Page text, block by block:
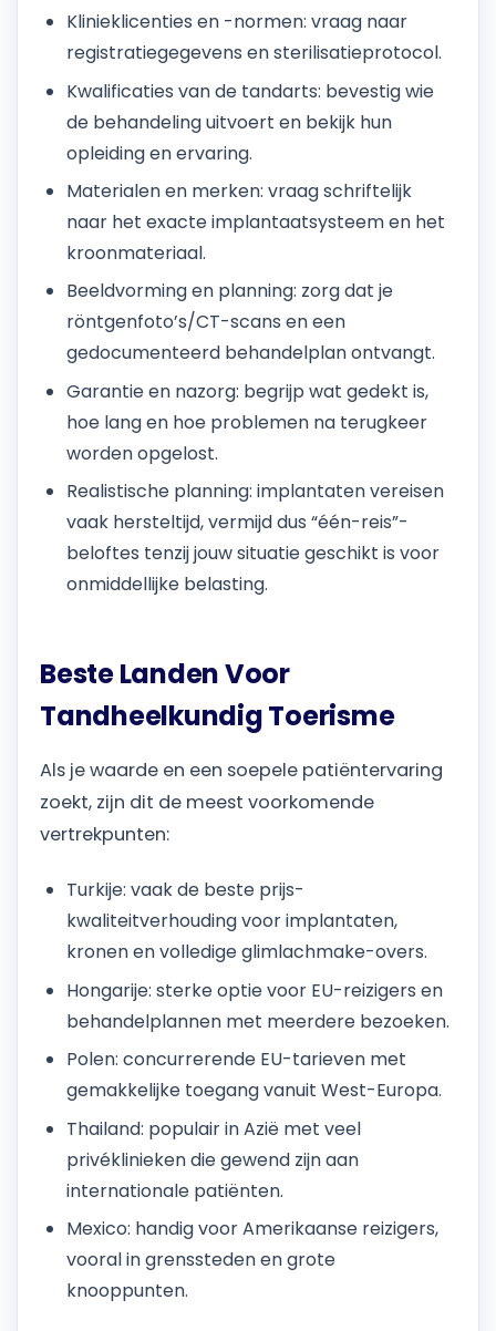
Klinieklicenties en -normen: vraag naar
registratiegegevens en sterilisatieprotocol.
Kwalificaties van de tandarts: bevestig wie
de behandeling uitvoert en bekijk hun
opleiding en ervaring.
Materialen en merken: vraag schriftelijk
naar het exacte implantaatsysteem en het
kroonmateriaal.
Beeldvorming en planning: zorg dat je
röntgenfoto’s/CT-scans en een
gedocumenteerd behandelplan ontvangt.
Garantie en nazorg: begrijp wat gedekt is,
hoe lang en hoe problemen na terugkeer
worden opgelost.
Realistische planning: implantaten vereisen
vaak hersteltijd, vermijd dus “één-reis”-
beloftes tenzij jouw situatie geschikt is voor
onmiddellijke belasting.
Beste Landen Voor
Tandheelkundig Toerisme
Als je waarde en een soepele patiëntervaring
zoekt, zijn dit de meest voorkomende
vertrekpunten:
Turkije: vaak de beste prijs-
kwaliteitverhouding voor implantaten,
kronen en volledige glimlachmake-overs.
Hongarije: sterke optie voor EU-reizigers en
behandelplannen met meerdere bezoeken.
Polen: concurrerende EU-tarieven met
gemakkelijke toegang vanuit West-Europa.
Thailand: populair in Azië met veel
privéklinieken die gewend zijn aan
internationale patiënten.
Mexico: handig voor Amerikaanse reizigers,
vooral in grenssteden en grote
knooppunten.